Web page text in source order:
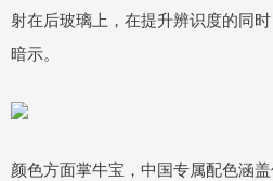
射在后玻璃上，在提升辨识度的同
暗示。
颜色方面掌牛宝，中国专属配色涵